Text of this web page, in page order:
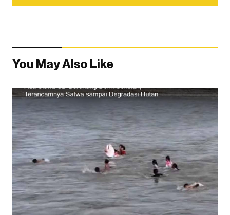
You May Also Like